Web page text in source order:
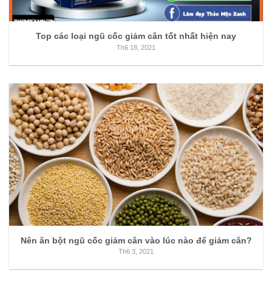
Top các loại ngũ cốc giảm cân tốt nhất hiện nay
Th6 18, 2021
Nên ăn bột ngũ cốc giảm cân vào lúc nào để giảm cân?
Th6 3, 2021